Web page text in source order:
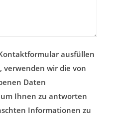
ausfüllen
verwenden wir die von
Daten
Ihnen zu antworten
Informationen zu